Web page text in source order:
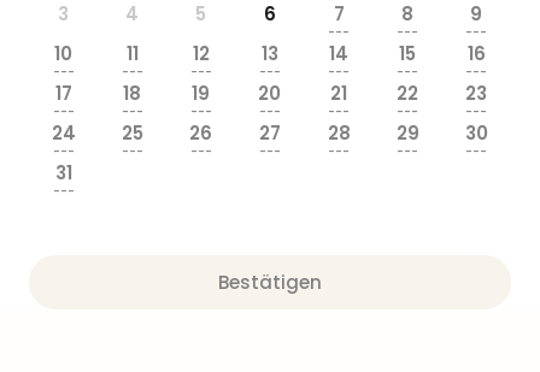
3
4 5 6 7
---
8
---
9
---
10
---
11
---
12
---
13
---
14
---
15
---
16
---
17
---
18
---
19
---
20
---
21
---
22
---
23
---
24
---
25
---
26
---
27
---
28
---
29
---
30
---
31
---
Bestätigen